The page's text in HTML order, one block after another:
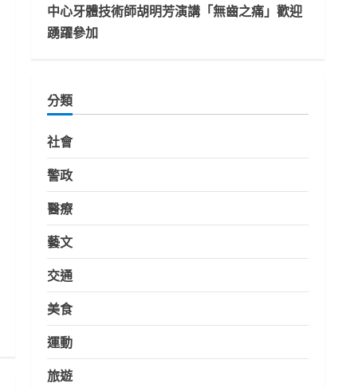
中心牙體技術師胡明芳演講「無齒之痛」歡迎
踴躍參加
分類
社會
警政
醫療
藝文
交通
美食
運動
旅遊